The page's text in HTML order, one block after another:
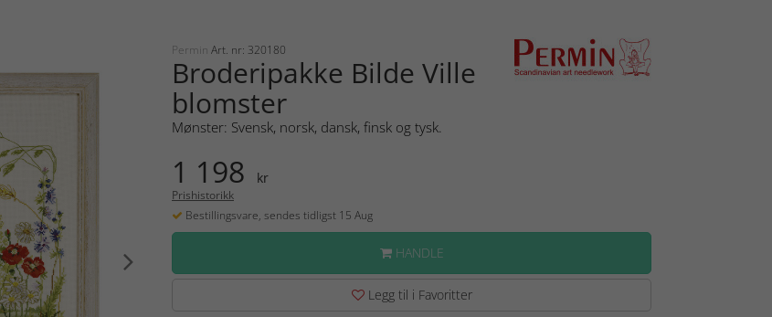
Permin Art. nr: 320180
Broderipakke Bilde Ville
blomster
Mønster: Svensk, norsk, dansk, finsk og tysk.
1 198 kr
Prishistorikk
Bestillingsvare, sendes tidligst 15 Aug
HANDLE
Legg til i Favoritter